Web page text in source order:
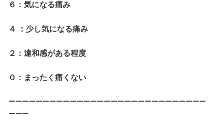
６： 気になる痛み
４ ： 少し気になる痛み
２： 違和感がある程度
０： まったく痛くない
ーーーーーーーーーーーーーーーーーーーーーーーーーーーーー
ーーー